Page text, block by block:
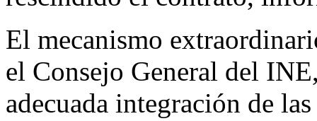
El mecanismo
el Consejo General del
adecuada integración de